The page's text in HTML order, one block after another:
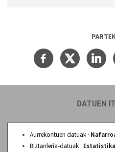
DATUEN
Aurrekontuen datuak ·
Biztanleria-datuak ·